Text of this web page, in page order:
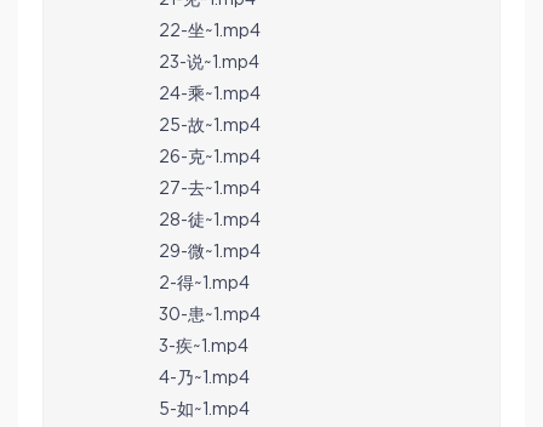
22-坐~1.mp4
23-说~1.mp4
24-乘~1.mp4
25-故~1.mp4
26-克~1.mp4
27-去~1.mp4
28-徒~1.mp4
29-微~1.mp4
2-得~1.mp4
30-患~1.mp4
3-疾~1.mp4
4-乃~1.mp4
5-如~1.mp4